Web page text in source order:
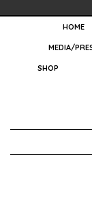
HOME
MEDIA/
SHOP